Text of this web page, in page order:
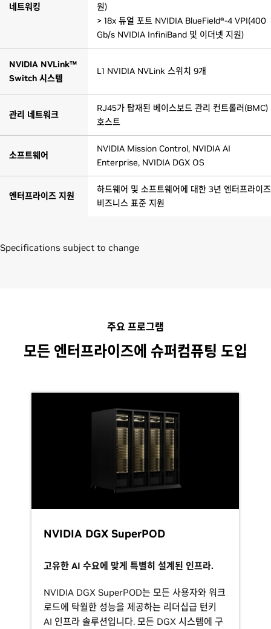
네트워킹
원)
> 18x 듀얼 포트 NVIDIA BlueField®-4 VPI(400
Gb/s NVIDIA InfiniBand 및 이더넷 지원)
NVIDIA NVLink™
Switch 시스템
L1 NVIDIA NVLink 스위치 9개
관리 네트워크
RJ45가 탑재된 베이스보드 관리 컨트롤러(BMC)
호스트
소프트웨어
NVIDIA Mission Control, NVIDIA AI
Enterprise, NVIDIA DGX OS
엔터프라이즈 지원
하드웨어 및 소프트웨어에 대한 3년 엔터프라이즈
비즈니스 표준 지원
Specifications subject to change
주요 프로그램
모든 엔터프라이즈에 슈퍼컴퓨팅 도입
NVIDIA DGX SuperPOD
고유한 AI 수요에 맞게 특별히 설계된 인프라.
NVIDIA DGX SuperPOD는 모든 사용자와 워크
로드에 탁월한 성능을 제공하는 리더십급 턴키
AI 인프라 솔루션입니다. 모든 DGX 시스템에 구